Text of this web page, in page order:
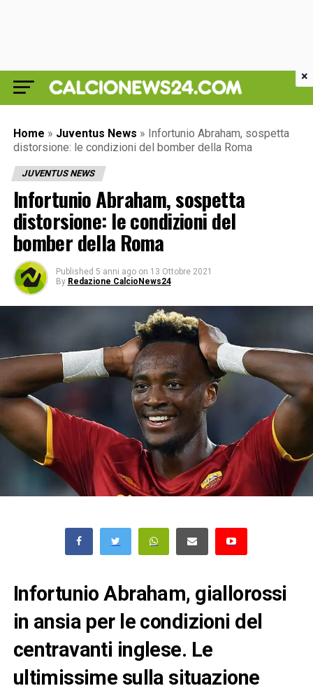
Home » Juventus News » Infortunio Abraham, sospetta
distorsione: le condizioni del bomber della Roma
JUVENTUS NEWS
Infortunio Abraham, sospetta
distorsione: le condizioni del
bomber della Roma
Published 5 anni ago on 13 Ottobre 2021
By Redazione CalcioNews24
Infortunio Abraham, giallorossi
in ansia per le condizioni del
centravanti inglese. Le
ultimissime sulla situazione
×